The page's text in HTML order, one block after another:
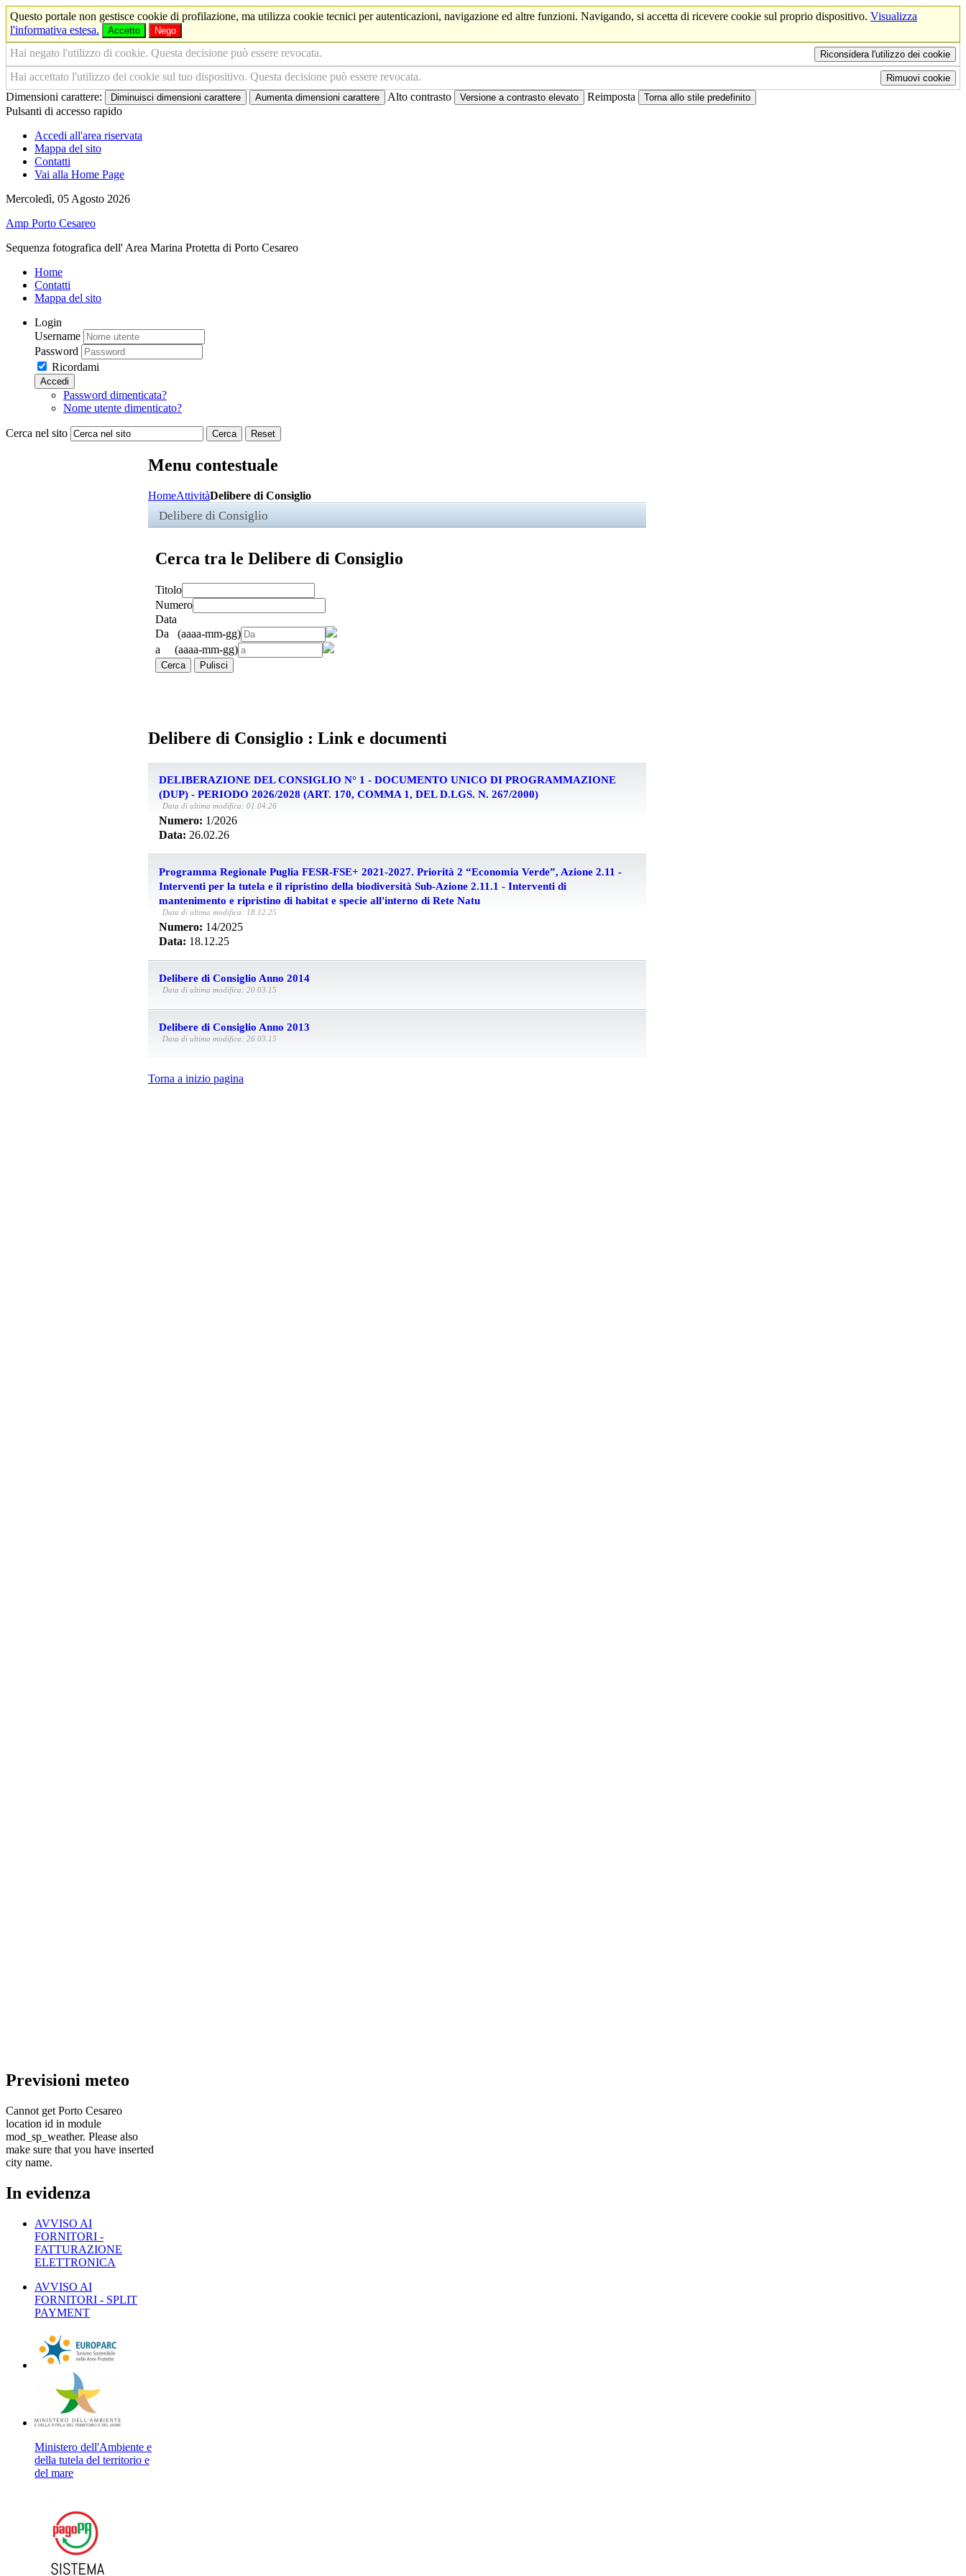
Questo portale non gestisce cookie di profilazione, ma utilizza cookie tecnici per autenticazioni, navigazione ed altre funzioni. Navigando, si accetta di ricevere cookie sul proprio dispositivo. Visualizza
l'informativa estesa.
Accetto Nego
Hai negato l'utilizzo di cookie. Questa decisione può essere revocata. Riconsidera l'utilizzo dei cookie
Hai accettato l'utilizzo dei cookie sul tuo dispositivo. Questa decisione può essere revocata. Rimuovi cookie
Dimensioni carattere: Diminuisci dimensioni carattere Aumenta dimensioni carattere Alto contrasto Versione a contrasto elevato Reimposta Torna allo stile predefinito
Pulsanti di accesso rapido
Accedi all'area riservata
Mappa del sito
Contatti
Vai alla Home Page
Mercoledì, 05 Agosto 2026
Amp Porto Cesareo
Sequenza fotografica dell' Area Marina Protetta di Porto Cesareo
Home
Contatti
Mappa del sito
Login
Username
Password
Ricordami
Accedi
Password dimenticata?
Nome utente dimenticato?
Cerca nel sito Cerca Reset
Menu contestuale
HomeAttivitàDelibere di Consiglio
Delibere di Consiglio
Cerca tra le Delibere di Consiglio
Titolo
Numero
Data
Da (aaaa-mm-gg)
a (aaaa-mm-gg)
Cerca Pulisci
Delibere di Consiglio : Link e documenti
DELIBERAZIONE DEL CONSIGLIO N° 1 - DOCUMENTO UNICO DI PROGRAMMAZIONE
(DUP) - PERIODO 2026/2028 (ART. 170, COMMA 1, DEL D.LGS. N. 267/2000)
Data di ultima modifica: 01.04.26
Numero: 1/2026
Data: 26.02.26
Programma Regionale Puglia FESR-FSE+ 2021-2027. Priorità 2 “Economia Verde”, Azione 2.11 -
Interventi per la tutela e il ripristino della biodiversità Sub-Azione 2.11.1 - Interventi di
mantenimento e ripristino di habitat e specie all'interno di Rete Natu
Data di ultima modifica: 18.12.25
Numero: 14/2025
Data: 18.12.25
Delibere di Consiglio Anno 2014
Data di ultima modifica: 20.03.15
Delibere di Consiglio Anno 2013
Data di ultima modifica: 26.03.15
Torna a inizio pagina
Previsioni meteo
Cannot get Porto Cesareo
location id in module
mod_sp_weather. Please also
make sure that you have inserted
city name.
In evidenza
AVVISO AI
FORNITORI -
FATTURAZIONE
ELETTRONICA
AVVISO AI
FORNITORI - SPLIT
PAYMENT
Ministero dell'Ambiente e
della tutela del territorio e
del mare